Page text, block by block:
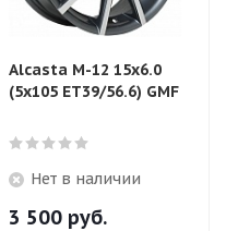
Alcasta M-12 15x6.0
(5x105 ЕТ39/56.6) GMF
Нет в наличии
3 500 руб.